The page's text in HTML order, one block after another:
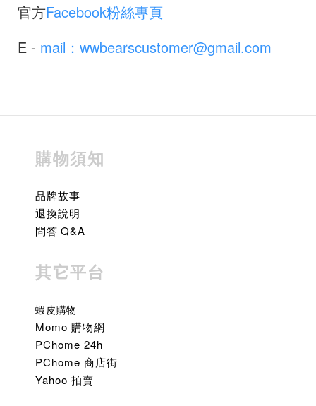
官方Facebook粉絲專頁
E - mail：wwbearscustomer@gmail.com
購物須知
品牌故事
退換說明
問答 Q&A
其它平台
蝦皮購物
Momo 購物網
PChome 24h
PChome 商店街
Yahoo 拍賣